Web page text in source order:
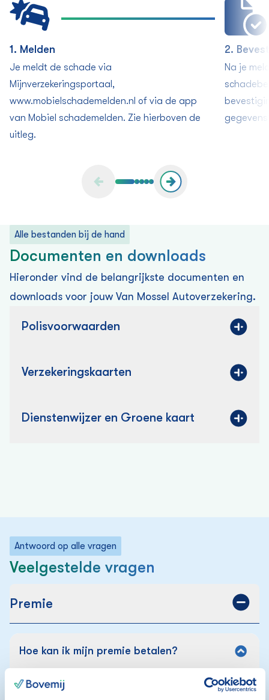
Mogen wij cookies plaatsen?
Wij gebruiken
om content en advertenties te
1. Melden
Je meldt de schade via
Mijnverzekeringsportaal,
www.mobielschademelden.nl of via de app
van Mobiel schademelden. Zie hierboven de
uitleg.
2.
Na je
Alle bestanden bij de hand
Documenten en downloads
Hieronder vind de belangrijkste documenten en
downloads voor jouw Van Mossel Auto­verzekering.
Polisvoorwaarden
Verzekering­skaarten
Dienstenwijzer en Groene kaart
Antwoord op alle vragen
Veelgestelde vragen
Premie
Hoe kan ik mijn premie betalen?
Ontvang je een factuur? Gebruik deze om je premie